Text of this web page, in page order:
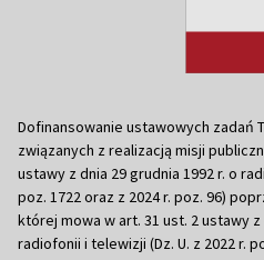
Dofinansowanie ustawowych zadań
związanych z realizacją misji
ustawy z dnia 29 grudnia 1992 r. o
poz. 1722 oraz z 2024 r. poz. 96)
której mowa w art. 31 ust. 2 ustawy z
radiofonii i telewizji (Dz. U. z 2022 r.